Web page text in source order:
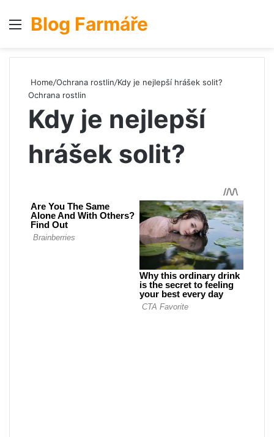
Menu
Blog Farmáře
Home/Ochrana rostlin/Kdy je nejlepší hrášek solit?
Ochrana rostlin
Kdy je nejlepší
hrášek solit?